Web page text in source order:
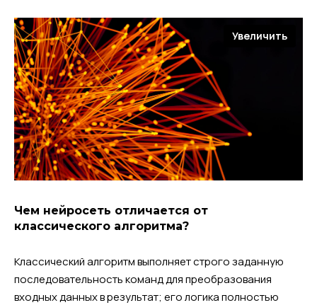
Увеличить
Чем нейросеть отличается от
классического алгоритма?
Классический алгоритм выполняет строго заданную
последовательность команд для преобразования
входных данных в результат; его логика полностью